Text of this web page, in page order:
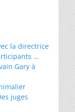
la directrice
…
Gary à
juges